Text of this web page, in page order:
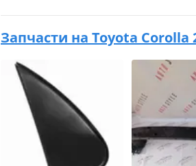
Запчасти на Toyota Corolla